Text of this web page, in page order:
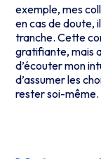
exemple, mes
en cas de doute,
tranche. Cette
gratifiante, mais
d’écouter mon
d’assumer les
rester soi-même.